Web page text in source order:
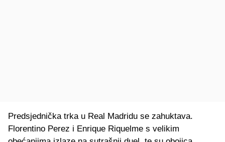
Predsjednička trka u Real Madridu se zahuktava.
Florentino Perez i Enrique Riquelme s velikim